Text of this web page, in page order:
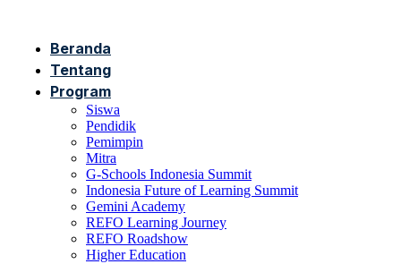
Beranda
Tentang
Program
Siswa
Pendidik
Pemimpin
Mitra
G-Schools Indonesia Summit
Indonesia Future of Learning Summit
Gemini Academy
REFO Learning Journey
REFO Roadshow
Higher Education